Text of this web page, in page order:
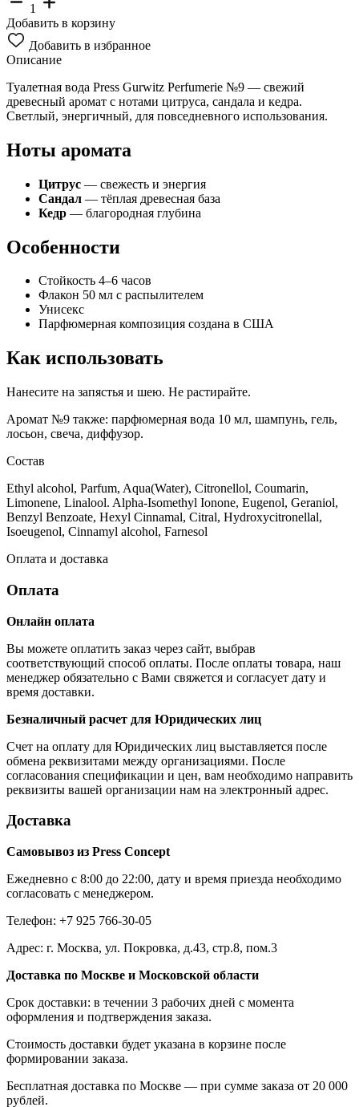
1
Добавить в корзину
Добавить в избранное
Описание
Туалетная вода Press Gurwitz Perfumerie №9 — свежий
древесный аромат с нотами цитруса, сандала и кедра.
Светлый, энергичный, для повседневного использования.
Ноты аромата
Цитрус — свежесть и энергия
Сандал — тёплая древесная база
Кедр — благородная глубина
Особенности
Стойкость 4–6 часов
Флакон 50 мл с распылителем
Унисекс
Парфюмерная композиция создана в США
Как использовать
Нанесите на запястья и шею. Не растирайте.
Аромат №9 также: парфюмерная вода 10 мл, шампунь, гель,
лосьон, свеча, диффузор.
Состав
Ethyl alcohol, Pаrfum, Aqua(Water), Citronellol, Coumarin,
Limonene, Linalool. Alpha-Isomethyl Ionone, Eugenol, Geraniol,
Benzyl Benzoate, Hexyl Cinnamal, Citral, Hydroxycitronellal,
Isoeugenol, Cinnamyl alcohol, Farnesol
Оплата и доставка
Оплата
Онлайн оплата
Вы можете оплатить заказ через сайт, выбрав
соответствующий способ оплаты. После оплаты товара, наш
менеджер обязательно с Вами свяжется и согласует дату и
время доставки.
Безналичный расчет для Юридических лиц
Счет на оплату для Юридических лиц выставляется после
обмена реквизитами между организациями. После
согласования спецификации и цен, вам необходимо направить
реквизиты вашей организации нам на электронный адрес.
Доставка
Самовывоз из Press Concept
Ежедневно с 8:00 до 22:00, дату и время приезда необходимо
согласовать с менеджером.
Телефон: +7 925 766-30-05
Адрес: г. Москва, ул. Покровка, д.43, стр.8, пом.3
Доставка по Москве и Московской области
Срок доставки: в течении 3 рабочих дней с момента
оформления и подтверждения заказа.
Стоимость доставки будет указана в корзине после
формировании заказа.
Бесплатная доставка по Москве — при сумме заказа от 20 000
рублей.